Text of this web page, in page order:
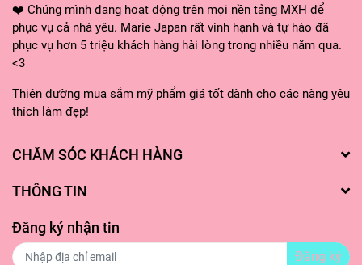
❤️ Chúng mình đang hoạt động trên mọi nền tảng MXH để
phục vụ cả nhà yêu. Marie Japan rất vinh hạnh và tự hào đã
phục vụ hơn 5 triệu khách hàng hài lòng trong nhiều năm qua.
<3
Thiên đường mua sắm mỹ phẩm giá tốt dành cho các nàng yêu
thích làm đẹp!
CHĂM SÓC KHÁCH HÀNG
THÔNG TIN
Đăng ký nhận tin
Đăng ký